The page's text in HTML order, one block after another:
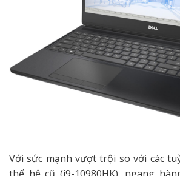
Với sức mạnh vượt trội so với các
thế hệ cũ (i9-10980HK), ngang